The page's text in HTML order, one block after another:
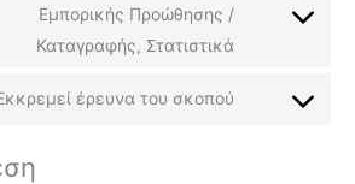
Εμπορικής Προώθησης /
Καταγραφής, Στατιστικά
έρευνα του σκοπού